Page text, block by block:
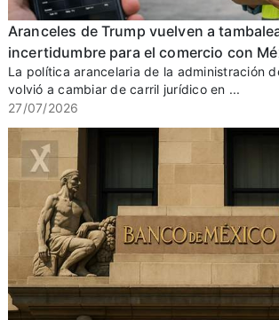
Aranceles de Trump vuelven a
incertidumbre para el comercio con
La política arancelaria de la administración
volvió a cambiar de carril jurídico en ...
27/07/2026